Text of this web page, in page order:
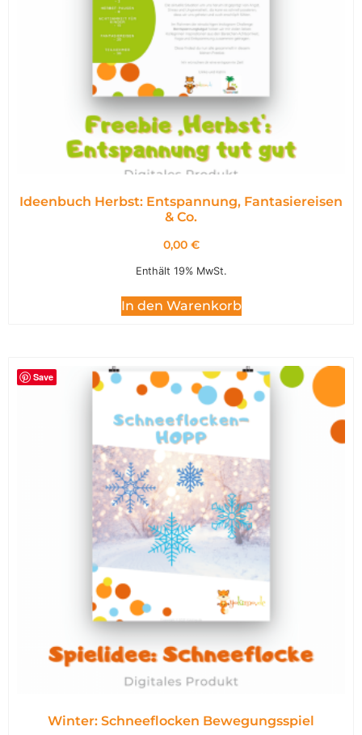
Ideenbuch Herbst: Entspannung, Fantasiereisen
& Co.
0,00 €
Enthält 19% MwSt.
In den Warenkorb
Save
Winter: Schneeflocken Bewegungsspiel